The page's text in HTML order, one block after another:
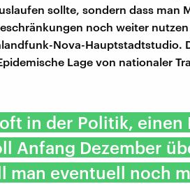
sollte, sondern dass man
noch weiter
Nova-Hauptstadtstudio.
Lage von nationaler
in der Politik, einen
Anfang Dezember
man eventuell noch